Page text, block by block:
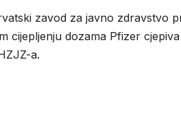
zavod za javno zdravstvo
cijepljenju dozama Pfizer
a.